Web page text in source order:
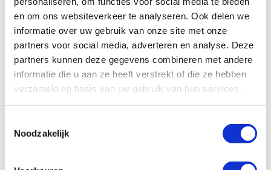
en om ons websiteverkeer te analyseren. Ook delen we
informatie over uw gebruik van onze site met onze
partners voor social media, adverteren en analyse. Deze
partners kunnen deze gegevens combineren met andere
informatie die u aan ze heeft verstrekt of die ze hebben
verzameld op basis van uw gebruik van hun services.
Noodzakelijk